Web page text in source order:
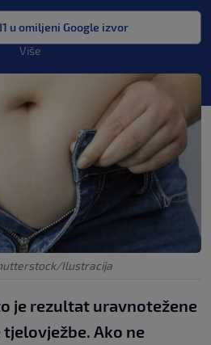
u omiljeni Google izvor
Više
Ilustracija
je rezultat uravnotežene
Ako ne